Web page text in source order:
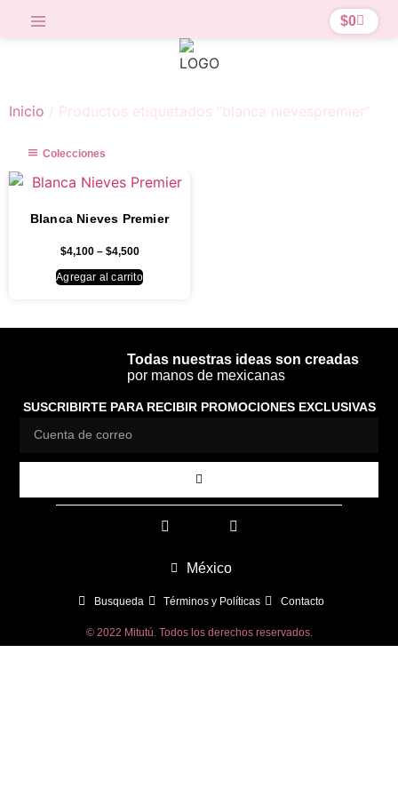
$0
Inicio / Productos etiquetados “blanca nievespremier”
Colecciones
Blanca Nieves Premier
$4,100 – $4,500
Agregar al carrito
Todas nuestras ideas son creadas
por manos de mexicanas
SUSCRIBIRTE PARA RECIBIR PROMOCIONES EXCLUSIVAS
México
Busqueda Términos y Políticas Contacto
© 2022 Mitutú. Todos los derechos reservados.